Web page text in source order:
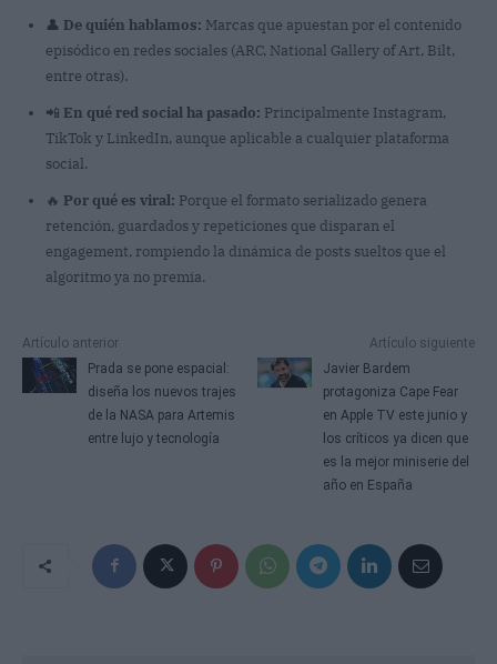
👤 De quién hablamos: Marcas que apuestan por el contenido
episódico en redes sociales (ARC, National Gallery of Art, Bilt,
entre otras).
📲 En qué red social ha pasado: Principalmente Instagram,
TikTok y LinkedIn, aunque aplicable a cualquier plataforma
social.
🔥 Por qué es viral: Porque el formato serializado genera
retención, guardados y repeticiones que disparan el
engagement, rompiendo la dinámica de posts sueltos que el
algoritmo ya no premia.
Artículo anterior
Prada se pone espacial:
diseña los nuevos trajes
de la NASA para Artemis
entre lujo y tecnología
Artículo siguiente
Javier Bardem
protagoniza Cape Fear
en Apple TV este junio y
los críticos ya dicen que
es la mejor miniserie del
año en España